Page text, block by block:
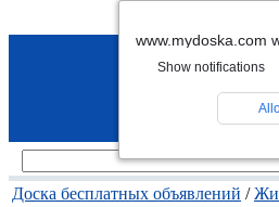
Доска бесплатных объявлений /
www.mydoska.com
Show notifications